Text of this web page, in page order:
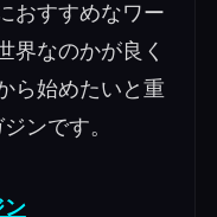
おすすめなワー
界なのかが良く
ら始めたいと重
ンです。
ン